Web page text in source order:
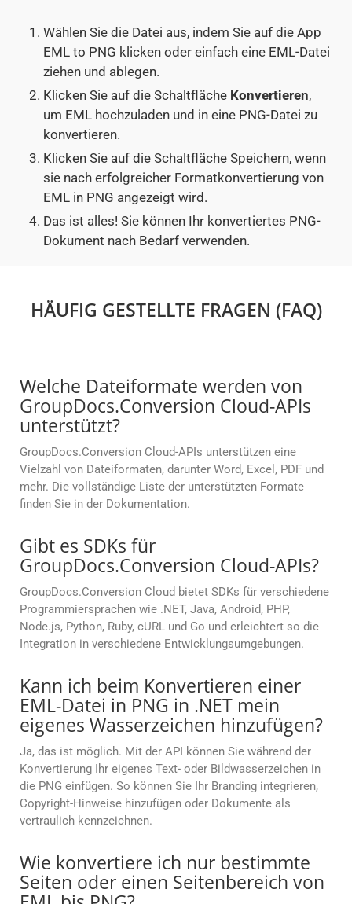
Wählen Sie die Datei aus, indem Sie auf die App
EML to PNG klicken oder einfach eine EML-Datei
ziehen und ablegen.
Klicken Sie auf die Schaltfläche Konvertieren,
um EML hochzuladen und in eine PNG-Datei zu
konvertieren.
Klicken Sie auf die Schaltfläche Speichern, wenn
sie nach erfolgreicher Formatkonvertierung von
EML in PNG angezeigt wird.
Das ist alles! Sie können Ihr konvertiertes PNG-
Dokument nach Bedarf verwenden.
HÄUFIG GESTELLTE FRAGEN (FAQ)
Welche Dateiformate werden von
GroupDocs.Conversion Cloud-APIs
unterstützt?
GroupDocs.Conversion Cloud-APIs unterstützen eine
Vielzahl von Dateiformaten, darunter Word, Excel, PDF und
mehr. Die vollständige Liste der unterstützten Formate
finden Sie in der Dokumentation.
Gibt es SDKs für
GroupDocs.Conversion Cloud-APIs?
GroupDocs.Conversion Cloud bietet SDKs für verschiedene
Programmiersprachen wie .NET, Java, Android, PHP,
Node.js, Python, Ruby, cURL und Go und erleichtert so die
Integration in verschiedene Entwicklungsumgebungen.
Kann ich beim Konvertieren einer
EML-Datei in PNG in .NET mein
eigenes Wasserzeichen hinzufügen?
Ja, das ist möglich. Mit der API können Sie während der
Konvertierung Ihr eigenes Text- oder Bildwasserzeichen in
die PNG einfügen. So können Sie Ihr Branding integrieren,
Copyright-Hinweise hinzufügen oder Dokumente als
vertraulich kennzeichnen.
Wie konvertiere ich nur bestimmte
Seiten oder einen Seitenbereich von